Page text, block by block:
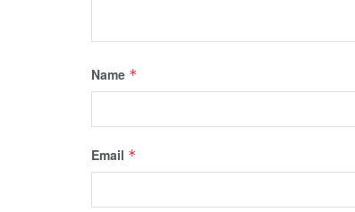
Name *
Email *